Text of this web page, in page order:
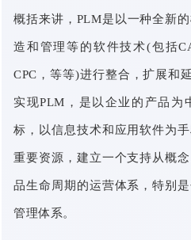
概括来讲，PLM是以一种全新
造和管理等的软件技术(包括
CPC，等等)进行整合，扩展和
实现PLM，是以企业的产品为
标，以信息技术和应用软件为
重要资源，建立一个支持从概
品生命周期的运营体系，特别
管理体系。